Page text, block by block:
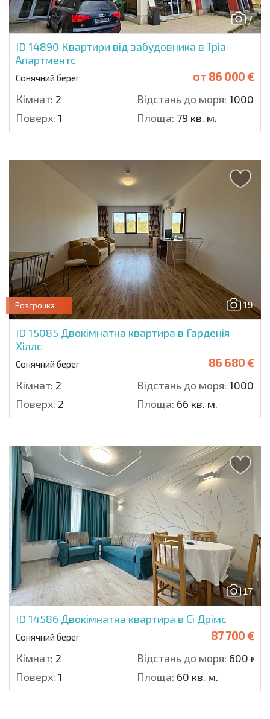
7
ID 14890 Квартири від забудовника в Тріа
Апартментс
Сонячний берег от 86 000 €
Кімнат: 2 Відстань до моря: 1000 м.
Поверх: 1 Площа: 79 кв. м.
19
Розсрочка
ID 15085 Двокімнатна квартира в Гарденія
Хіллс
Сонячний берег 86 680 €
Кімнат: 2 Відстань до моря: 1000 м.
Поверх: 2 Площа: 66 кв. м.
17
ID 14586 Двокімнатна квартира в Сі Дрімс
Сонячний берег 87 700 €
Кімнат: 2 Відстань до моря: 600 м.
Поверх: 1 Площа: 60 кв. м.